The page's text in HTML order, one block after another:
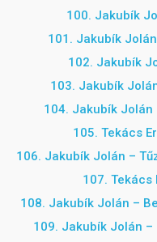
100. Jakubík
101. Jakubík
102. Jakubík
103. Jakubík
104. Jakubík Jolán
105. Tekács
106. Jakubík Jolán –
107. Tekács
108. Jakubík Jolán –
109. Jakubík Jolán